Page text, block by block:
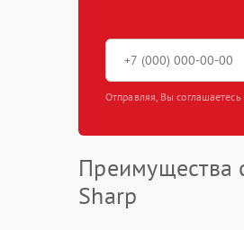
Отправляя, Вы
Преимущества
Sharp